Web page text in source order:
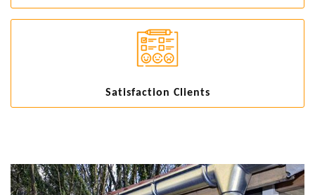
Satisfaction Clients